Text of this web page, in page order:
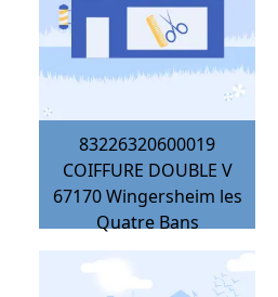
83226320600019
COIFFURE DOUBLE V
67170 Wingersheim les
Quatre Bans